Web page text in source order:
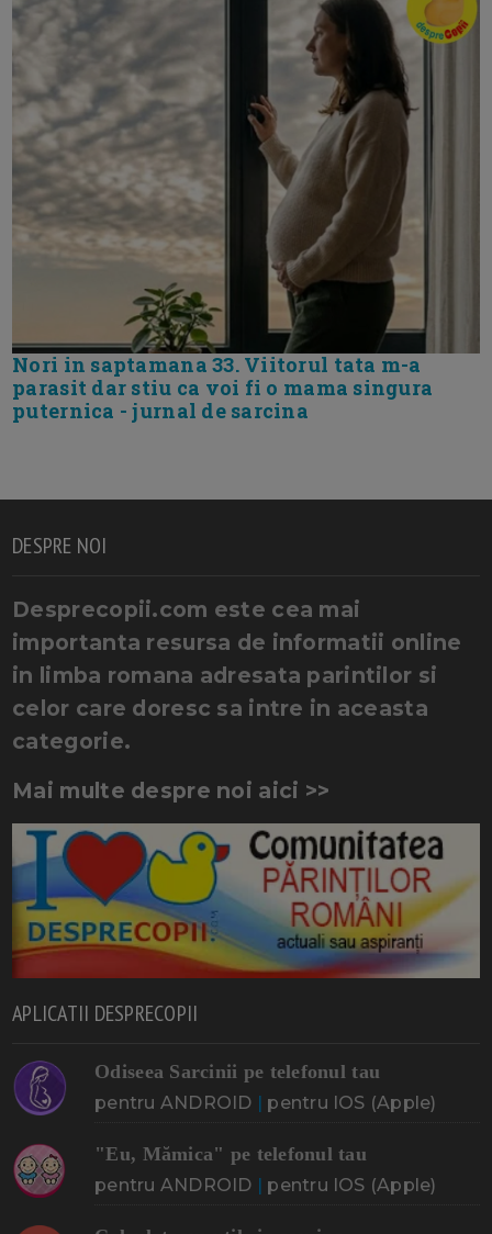
Nori in saptamana 33. Viitorul tata m-a
parasit dar stiu ca voi fi o mama singura
puternica - jurnal de sarcina
DESPRE NOI
Desprecopii.com este cea mai
importanta resursa de informatii online
in limba romana adresata parintilor si
celor care doresc sa intre in aceasta
categorie.
Mai multe despre noi aici >>
APLICATII DESPRECOPII
Odiseea Sarcinii pe telefonul tau
pentru ANDROID pentru IOS (Apple)
"Eu, Mămica" pe telefonul tau
pentru ANDROID pentru IOS (Apple)